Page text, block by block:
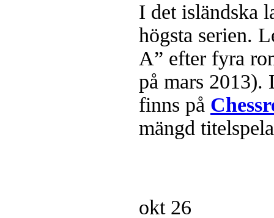
I det isländska
högsta serien.
A” efter fyra
på mars 2013).
finns på
mängd
okt26